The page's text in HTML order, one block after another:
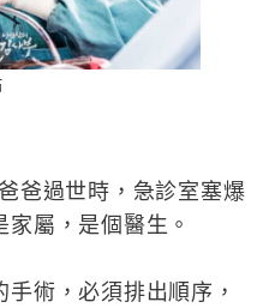
爸過世時，急診室塞爆
屬，是個醫生。
術，必須排出順序，